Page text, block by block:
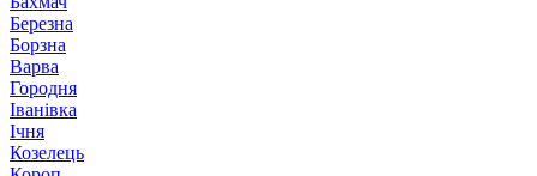
Березна
Борзна
Варва
Городня
Іванівка
Ічня
Козелець